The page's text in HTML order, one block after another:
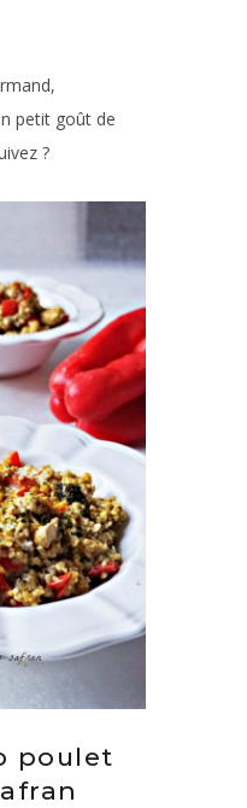
petit goût de
?
poulet